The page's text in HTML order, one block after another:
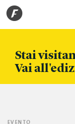
Stai
Vai
EVENTO